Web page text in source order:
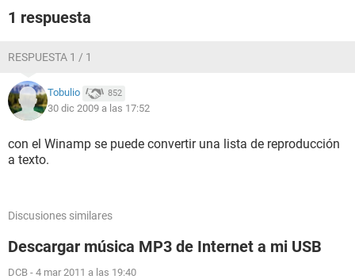
1 respuesta
RESPUESTA 1 / 1
Tobulio 852
30 dic 2009 a las 17:52
con el Winamp se puede convertir una lista de reproducción
a texto.
Discusiones similares
Descargar música MP3 de Internet a mi USB
DCB - 4 mar 2011 a las 19:40